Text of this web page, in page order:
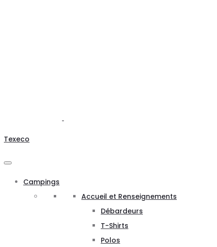
Texeco
Campings
Accueil et Renseignements
Débardeurs
T-Shirts
Polos